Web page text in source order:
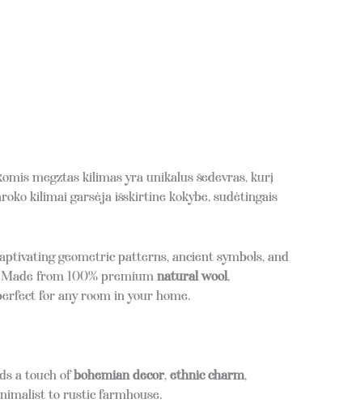
megztas kilimas yra unikalus šedevras, kurį
kilimai garsėja išskirtine kokybe, sudėtingais
geometric patterns, ancient symbols, and
Made from 100% premium natural wool,
for any room in your home.
a touch ofbohemian decor, ethnic charm,
to rustic farmhouse.